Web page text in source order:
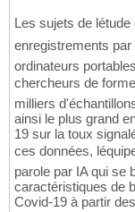
Les sujets de
enregistrements par
ordinateurs
chercheurs de
milliers
ainsi le plus grand
19 sur la toux
ces données,
parole par IA qui se
caractéristiques de
Covid-19 à partir